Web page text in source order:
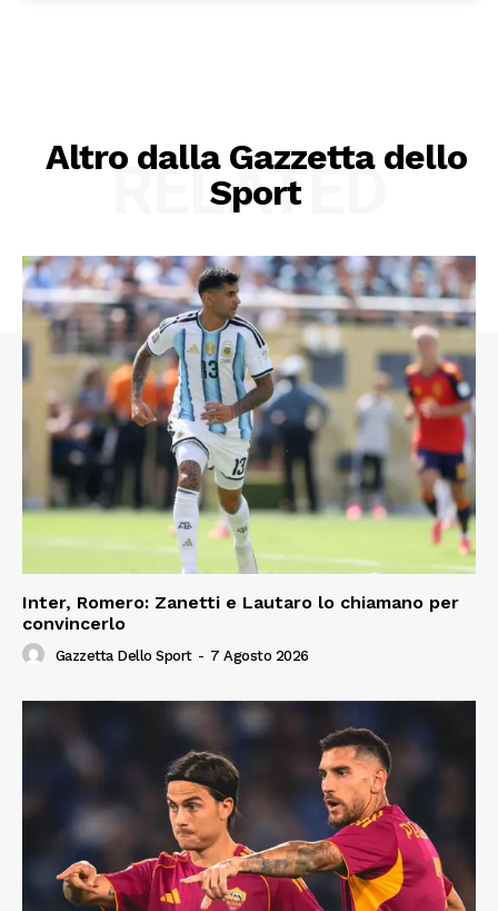
Altro dalla Gazzetta dello
Sport
RELATED
Inter, Romero: Zanetti e Lautaro lo chiamano per
convincerlo
Gazzetta Dello Sport - 7 Agosto 2026